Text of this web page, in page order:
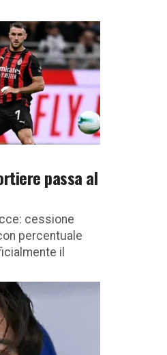
passa al
cessione
percentuale
il